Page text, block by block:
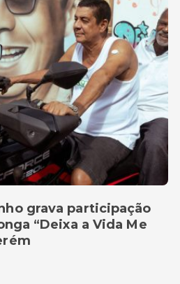
grava participação
“Deixa a Vida Me